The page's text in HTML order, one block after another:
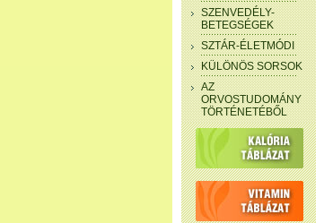
SZENVEDÉLY-
BETEGSÉGEK
SZTÁR-ÉLETMÓDI
KÜLÖNÖS SORSOK
AZ
ORVOSTUDOMÁNY
TÖRTÉNETÉBŐL